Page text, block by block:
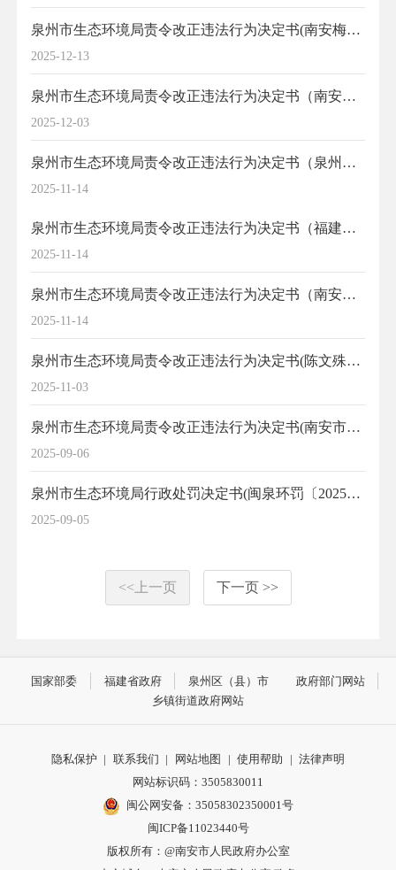
2025-12-13
泉州市生态环境局责令改正违法行为决定书(南安梅安养殖有限公司)
2025-12-03
泉州市生态环境局责令改正违法行为决定书（南安市协兴良种养殖有限公司）
2025-11-14
泉州市生态环境局责令改正违法行为决定书（泉州宏鼎工程机械有限公司）
2025-11-14
泉州市生态环境局责令改正违法行为决定书（福建省通盛新型墙材有限公司）
2025-11-14
泉州市生态环境局责令改正违法行为决定书（南安市绿大环保建材有限公司）
2025-11-03
泉州市生态环境局责令改正违法行为决定书(陈文殊胡子鲶养殖项目)
2025-09-06
泉州市生态环境局责令改正违法行为决定书(南安市渝洲新型建材有限公司)
2025-09-05
泉州市生态环境局行政处罚决定书(闽泉环罚〔2025〕144号 黄清军洗砂加工厂 )
<<上一页 下一页 >>
国家部委 福建省政府 泉州区（县）市
政府部门网站
乡镇街道政府网站
隐私保护 | 联系我们 | 网站地图 | 使用帮助 | 法律声明
网站标识码：3505830011
闽公网安备：35058302350001号
闽ICP备11023440号
版权所有：@南安市人民政府办公室